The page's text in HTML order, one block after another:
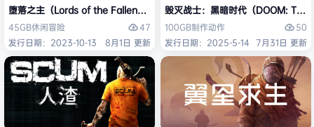
堕落之主（Lords of the Fallen）免安装中文版
45GB休闲冒险
47
发行日期：2023-10-13
8月1日 更新
毁灭战士：黑暗时代（DOOM: The
100GB制作动作
50
发行日期：2025-5-14 7月31日 更新